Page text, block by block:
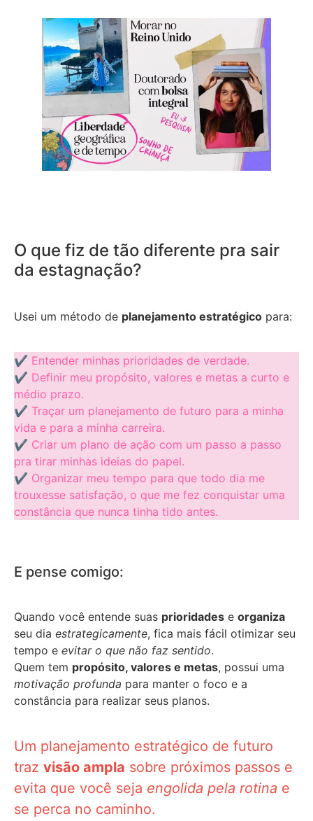
O que fiz de tão diferente pra sair
da estagnação?
Usei um método de planejamento estratégico para:
✔ Entender minhas prioridades de verdade.
✔ Definir meu propósito, valores e metas a curto e
médio prazo.
✔ Traçar um planejamento de futuro para a minha
vida e para a minha carreira.
✔ Criar um plano de ação com um passo a passo
pra tirar minhas ideias do papel.
✔ Organizar meu tempo para que todo dia me
trouxesse satisfação, o que me fez conquistar uma
constância que nunca tinha tido antes.
E pense comigo:
Quando você entende suas prioridades e organiza
seu dia estrategicamente, fica mais fácil otimizar seu
tempo e evitar o que não faz sentido.
Quem tem propósito, valores e metas, possui uma
motivação profunda para manter o foco e a
constância para realizar seus planos.
Um planejamento estratégico de futuro
traz visão ampla sobre próximos passos e
evita que você seja engolida pela rotina e
se perca no caminho.